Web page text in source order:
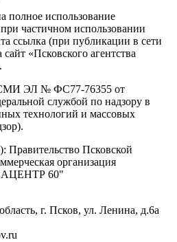
полное использование
частичном использовании
ссылка (при публикации в сети
«Псковского агентства
ЭЛ № ФС77-76355 от
службой по надзору в
технологий и массовых
Правительство Псковской
организация
60"
г. Псков, ул. Ленина, д.6а